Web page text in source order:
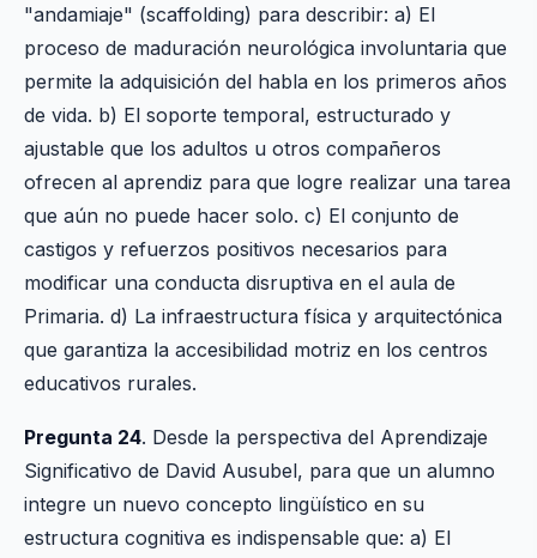
"andamiaje" (scaffolding) para describir: a) El
proceso de maduración neurológica involuntaria que
permite la adquisición del habla en los primeros años
de vida. b) El soporte temporal, estructurado y
ajustable que los adultos u otros compañeros
ofrecen al aprendiz para que logre realizar una tarea
que aún no puede hacer solo. c) El conjunto de
castigos y refuerzos positivos necesarios para
modificar una conducta disruptiva en el aula de
Primaria. d) La infraestructura física y arquitectónica
que garantiza la accesibilidad motriz en los centros
educativos rurales.
Pregunta 24. Desde la perspectiva del Aprendizaje
Significativo de David Ausubel, para que un alumno
integre un nuevo concepto lingüístico en su
estructura cognitiva es indispensable que: a) El